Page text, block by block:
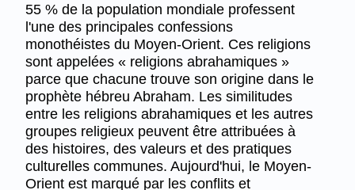
55 % de la population mondiale professent
l'une des principales confessions
monothéistes du Moyen-Orient. Ces religions
sont appelées « religions abrahamiques »
parce que chacune trouve son origine dans le
prophète hébreu Abraham. Les similitudes
entre les religions abrahamiques et les autres
groupes religieux peuvent être attribuées à
des histoires, des valeurs et des pratiques
culturelles communes. Aujourd'hui, le Moyen-
Orient est marqué par les conflits et